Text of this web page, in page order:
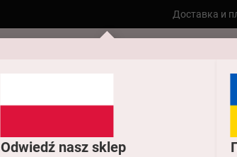
Odwiedź nasz sklep
Доставка и
Към главната Колекции